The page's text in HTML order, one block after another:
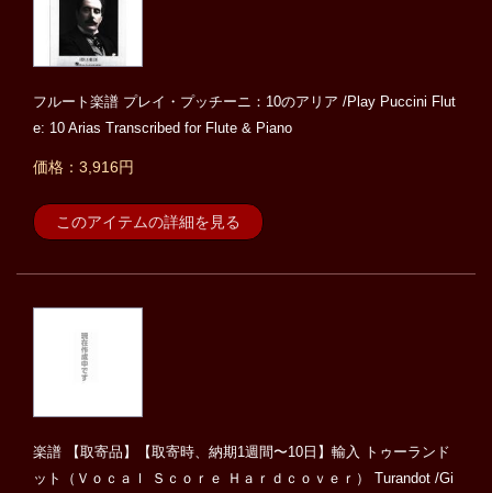
フルート楽譜 プレイ・プッチーニ：10のアリア /Play Puccini Flut
e: 10 Arias Transcribed for Flute & Piano
価格：3,916円
このアイテムの詳細を見る
楽譜 【取寄品】【取寄時、納期1週間〜10日】輸入 トゥーランド
ット（Ｖｏｃａｌ Ｓｃｏｒｅ Ｈａｒｄｃｏｖｅｒ） Turandot /Gi